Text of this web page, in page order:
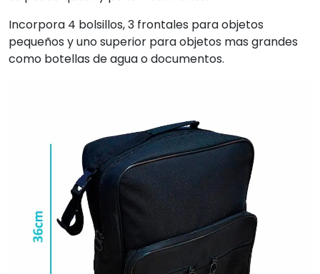
Incorpora 4 bolsillos, 3 frontales para objetos
pequeños y uno superior para objetos mas grandes
como botellas de agua o documentos.